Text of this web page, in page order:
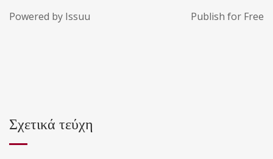
Powered by Issuu Publish for Free
Σχετικά τεύχη